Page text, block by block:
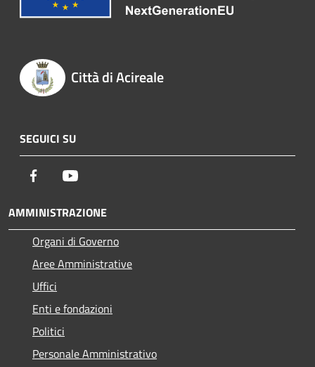
Città di Acireale
SEGUICI SU
Facebook
AMMINISTRAZIONE
Organi di Governo
Aree Amministrative
Uffici
Enti e fondazioni
Politici
Personale Amministrativo